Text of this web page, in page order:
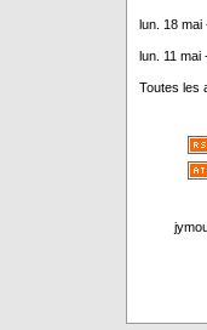
lun. 18 mai
lun. 11 mai
Toutes les